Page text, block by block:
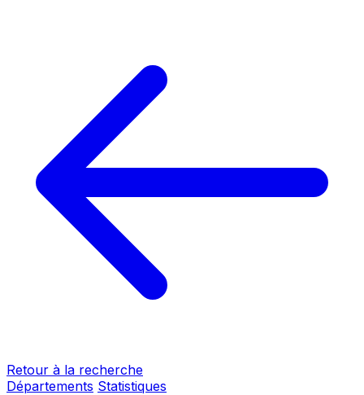
Retour à la recherche
Départements Statistiques